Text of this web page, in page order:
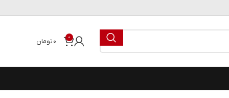
0 ۰تومان